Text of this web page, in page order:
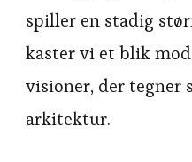
spiller en stadig
kaster vi et blik
visioner, der tegner
arkitektur.